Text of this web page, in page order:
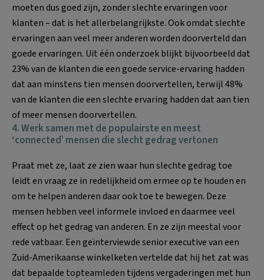
moeten dus goed zijn, zonder slechte ervaringen voor
klanten – dat is het allerbelangrijkste. Ook omdat slechte
ervaringen aan veel meer anderen worden doorverteld dan
goede ervaringen. Uit één onderzoek blijkt bijvoorbeeld dat
23% van de klanten die een goede service-ervaring hadden
dat aan minstens tien mensen doorvertellen, terwijl 48%
van de klanten die een slechte ervaring hadden dat aan tien
of meer mensen doorvertellen.
4. Werk samen met de populairste en meest
‘connected’ mensen die slecht gedrag vertonen
Praat met ze, laat ze zien waar hun slechte gedrag toe
leidt en vraag ze in redelijkheid om ermee op te houden en
om te helpen anderen daar ook toe te bewegen. Deze
mensen hebben veel informele invloed en daarmee veel
effect op het gedrag van anderen. En ze zijn meestal voor
rede vatbaar. Een geïnterviewde senior executive van een
Zuid-Amerikaanse winkelketen vertelde dat hij het zat was
dat bepaalde topteamleden tijdens vergaderingen met hun